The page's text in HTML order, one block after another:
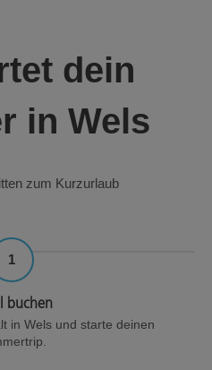
dein
in Wels
zum Kurzurlaub
1
buchen
in Wels und starte deinen